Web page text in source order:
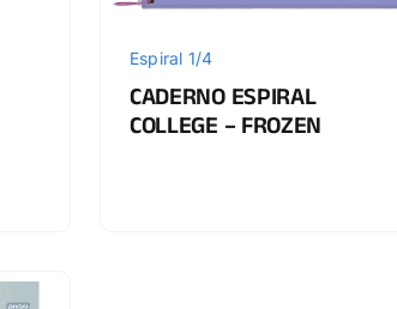
Espiral 1/4
CADERNO ESPIRAL
COLLEGE – FROZEN